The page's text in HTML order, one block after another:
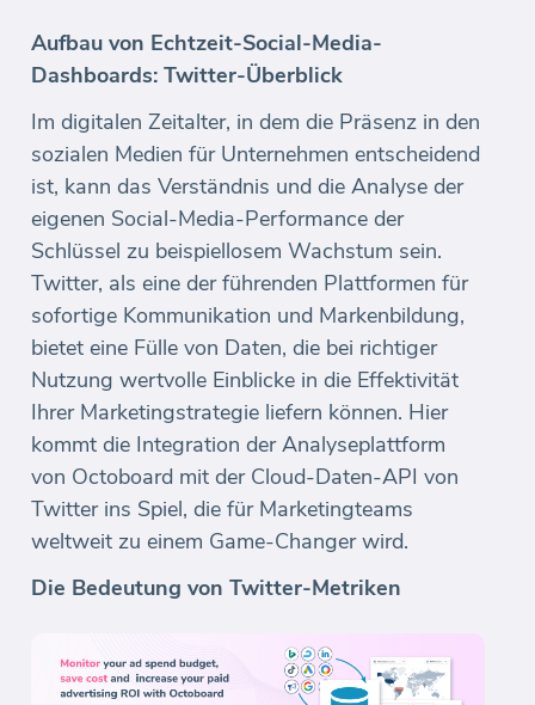
Aufbau von Echtzeit-Social-Media-
Dashboards: Twitter-Überblick
Im digitalen Zeitalter, in dem die Präsenz in den
sozialen Medien für Unternehmen entscheidend
ist, kann das Verständnis und die Analyse der
eigenen Social-Media-Performance der
Schlüssel zu beispiellosem Wachstum sein.
Twitter, als eine der führenden Plattformen für
sofortige Kommunikation und Markenbildung,
bietet eine Fülle von Daten, die bei richtiger
Nutzung wertvolle Einblicke in die Effektivität
Ihrer Marketingstrategie liefern können. Hier
kommt die Integration der Analyseplattform
von Octoboard mit der Cloud-Daten-API von
Twitter ins Spiel, die für Marketingteams
weltweit zu einem Game-Changer wird.
Die Bedeutung von Twitter-Metriken